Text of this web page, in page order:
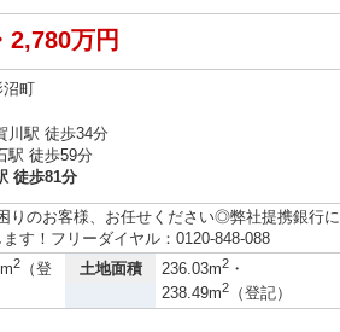
2,780万円
沼町
川駅 徒歩34分
駅 徒歩59分
徒歩81分
りのお客様、お任せください◎弊社提携銀行に
す！フリーダイヤル：0120-848-088
2
（登
土地面積 236.03m2 ・
238.49m2
（登記）